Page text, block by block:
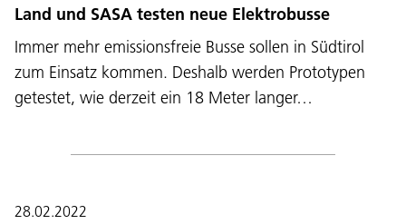
Land und SASA testen neue Elektrobusse
Immer mehr emissionsfreie Busse sollen in Südtirol
zum Einsatz kommen. Deshalb werden Prototypen
getestet, wie derzeit ein 18 Meter langer…
28.02.2022